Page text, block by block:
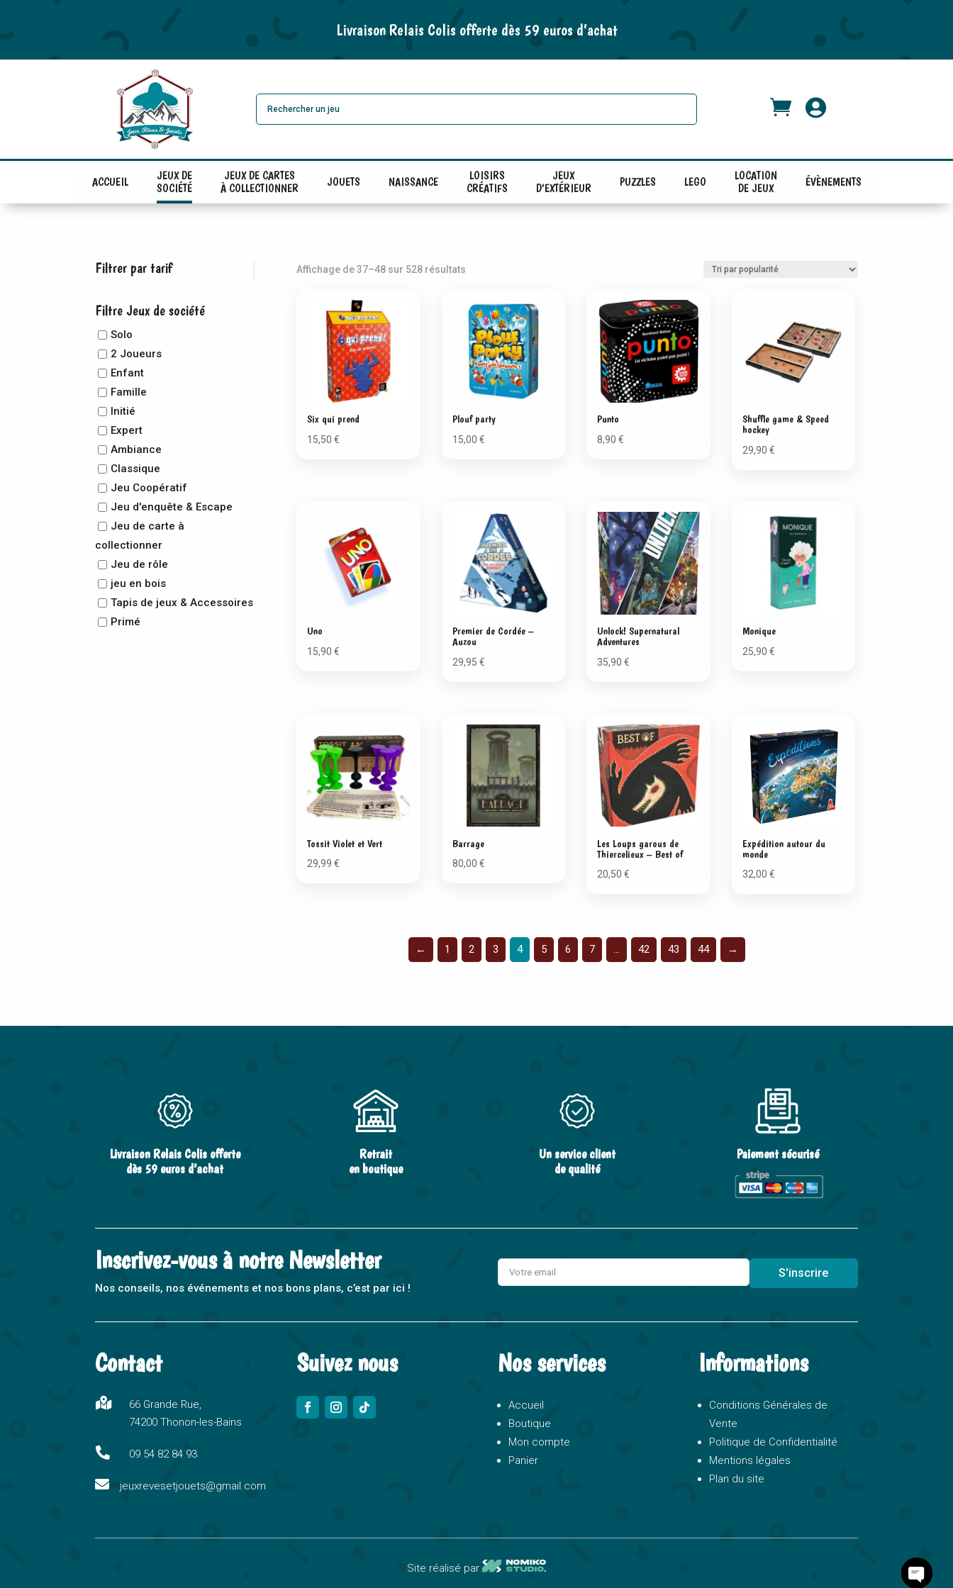
Livraison Relais Colis offerte dès 59 euros d’achat
 
ACCUEIL
JEUX DE
SOCIÉTÉ
JEUX DE CARTES
À COLLECTIONNER
JOUETS NAISSANCE
LOISIRS
CRÉATIFS
JEUX
D'EXTÉRIEUR
PUZZLES LEGO
LOCATION
DE JEUX
ÉVÈNEMENTS
Filtrer par tarif
Filtre Jeux de société
Solo
2 Joueurs
Enfant
Famille
Initié
Expert
Ambiance
Classique
Jeu Coopératif
Jeu d'enquête & Escape
Jeu de carte à
collectionner
Jeu de rôle
jeu en bois
Tapis de jeux & Accessoires
Primé
Affichage de 37–48 sur 528 résultatsTrié
popularité
Six qui prend
15,50 €
Plouf party
15,00 €
Punto
8,90€
Shuffle game & Speed
hockey
29,90 €
Uno
15,90 €
Premier de Cordée –
Auzou
29,95 €
Unlock! Supernatural
Adventures
35,90€
Monique
25,90 €
Tossit Violet et Vert
29,99 €
Barrage
80,00 €
Les Loups garous de
Thiercelieux – Best of
20,50€
Expédition autour du
monde
32,00 €
← 1 2 3 4 5 6 7 … 42 43 44 →
Livraison Relais Colis offerte
dès 59 euros d’achat
Retrait
en boutique
Un service client
de qualité
Paiement sécurisé
Inscrivez-vous à notre Newsletter
Nos conseils, nos événements et nos bons plans, c’est par ici !
S'inscrire
e
Contact

66 Grande Rue,
74200 Thonon-les-Bains
 09 54 82 84 93
 jeuxrevesetjouets@gmail.com
Suivez nous Nos services
Accueil
Boutique
Mon compte
Panier
Informations
Conditions Générales de
Vente
Politique de Confidentialité
Mentions légales
Plan du site
Site réalisé par